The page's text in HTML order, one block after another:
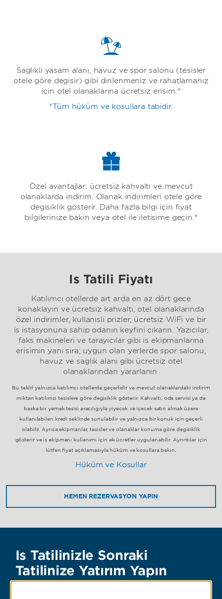
Sağlıklı yaşam alanı, havuz ve spor salonu (tesisler
otele göre değişir) gibi dinlenmeniz ve rahatlamanız
için otel olanaklarına ücretsiz erişim.*
*Tüm hüküm ve koşullara tabidir.
Özel avantajlar: ücretsiz kahvaltı ve mevcut
olanaklarda indirim. Olanak indirimleri otele göre
değişiklik gösterir. Daha fazla bilgi için fiyat
bilgilerinize bakın veya otel ile iletişime geçin.*
İş Tatili Fiyatı
Katılımcı otellerde art arda en az dört gece
konaklayın ve ücretsiz kahvaltı, otel olanaklarında
özel indirimler, kullanışlı prizler, ücretsiz WiFi ve bir
iş istasyonuna sahip odanın keyfini çıkarın. Yazıcılar,
faks makineleri ve tarayıcılar gibi iş ekipmanlarına
erişimin yanı sıra; uygun olan yerlerde spor salonu,
havuz ve sağlık alanı gibi ücretsiz otel
olanaklarından yararlanın.
Bu teklif yalnızca katılımcı otellerde geçerlidir ve mevcut olanaklardaki indirim
miktarı katılımcı tesislere göre değişiklik gösterir. Kahvaltı, oda servisi ya da
başka bir yemek tesisi aracılığıyla yiyecek ve içecek satın almak üzere
kullanılabilen kredi şeklinde sunulabilir ve yalnızca bir konuk için geçerli
olabilir. Ayrıca ekipmanlar, tesisler ve olanaklar konuma göre değişiklik
gösterir ve iş ekipmanı kullanımı için ek ücretler uygulanabilir. Ayrıntılar için
lütfen fiyat açıklamasıyla hüküm ve koşullara bakın.
Hüküm ve Koşullar
HEMEN REZERVASYON YAPIN
İş Tatilinizle Sonraki
Tatilinize Yatırım Yapın